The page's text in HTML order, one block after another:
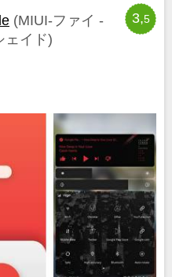
3,5
(MIUI-ファイ -
ェイド)